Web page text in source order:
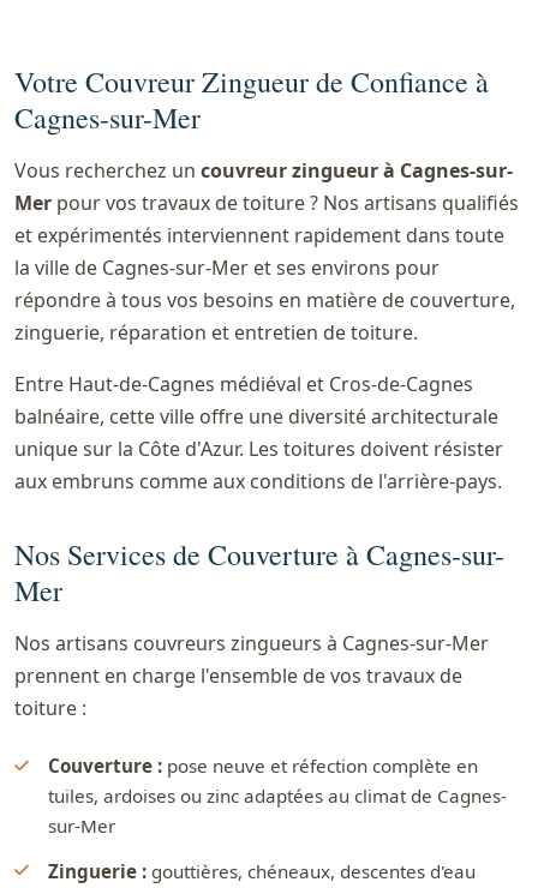
Votre Couvreur Zingueur de Confiance à
Cagnes-sur-Mer
Vous recherchez un couvreur zingueur à Cagnes-sur-
Mer pour vos travaux de toiture ? Nos artisans qualifiés
et expérimentés interviennent rapidement dans toute
la ville de Cagnes-sur-Mer et ses environs pour
répondre à tous vos besoins en matière de couverture,
zinguerie, réparation et entretien de toiture.
Entre Haut-de-Cagnes médiéval et Cros-de-Cagnes
balnéaire, cette ville offre une diversité architecturale
unique sur la Côte d'Azur. Les toitures doivent résister
aux embruns comme aux conditions de l'arrière-pays.
Nos Services de Couverture à Cagnes-sur-
Mer
Nos artisans couvreurs zingueurs à Cagnes-sur-Mer
prennent en charge l'ensemble de vos travaux de
toiture :
Couverture : pose neuve et réfection complète en
tuiles, ardoises ou zinc adaptées au climat de Cagnes-
sur-Mer
Zinguerie : gouttières, chéneaux, descentes d'eau